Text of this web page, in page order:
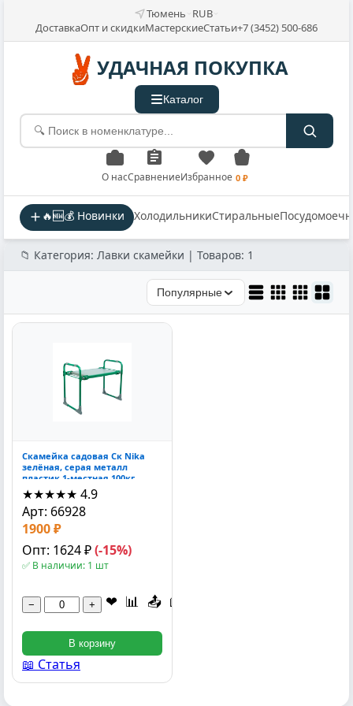
Тюмень RUB
ДоставкаОпт и скидкиМастерскиеСтатьи+7 (3452) 500-686
УДАЧНАЯ ПОКУПКА
Каталог
О насСравнениеИзбранное 0 ₽
🔥🆕💰 Новинки ХолодильникиСтиральные
📁 Категория: Лавки скамейки | Товаров: 1
Популярные
Скамейка садовая Ск Nika
зелёная, серая металл
пластик 1-местная 100кг
42.5x56x30 см
★★★★★ 4.9
Арт: 66928
1900 ₽
Опт: 1624 ₽(-15%)
✅ В наличии: 1 шт
− + ❤ 📊 📤 📖
В корзину
📖 Статья